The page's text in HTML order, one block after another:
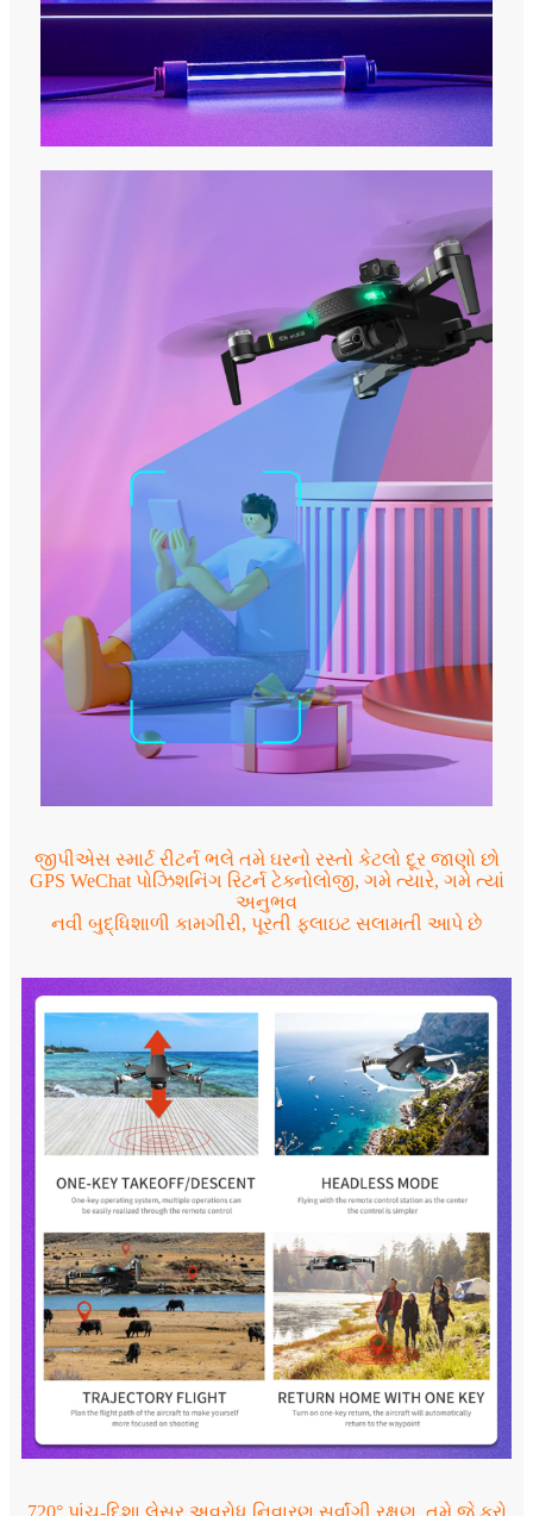
જીપીએસ સ્માર્ટ રીટર્ન ભલે તમે ઘરનો રસ્તો કેટલો દૂર જાણો છો
GPS WeChat પોઝિશનિંગ રિટર્ન ટેક્નોલોજી, ગમે ત્યારે, ગમે ત્યાં
અનુભવ
નવી બુદ્ધિશાળી કામગીરી, પૂરતી ફ્લાઇટ સલામતી આપે છે
720° પાંચ-દિશા લેસર અવરોધ નિવારણ સર્વાંગી રક્ષણ, તમે જે કરો